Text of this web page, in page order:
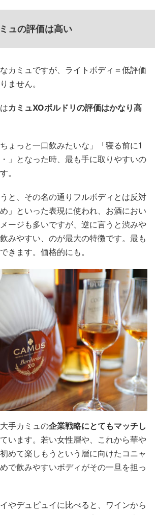
ュの評価は高い
カミュですが、ライトボディ＝低評価
ません。
カミュXOボルドリの評価はかなり高
ょっと一口飲みたいな」「寝る前に1
」となった時、最も手に取りやすいの
。
と、その名の通りフルボディとは反対
」といった表現に使われ、お酒におい
ージも多いですが、逆に言うと渋みや
みやすい、のが最大の特徴です。最も
きます。価格的にも。
手カミュの企業戦略にとてもマッチし
います。若い女性層や、これから華や
めて楽しもうという層に向けたコニャ
で飲みやすいボディがその一旦を担っ
やデュピュイに比べると、ワインから